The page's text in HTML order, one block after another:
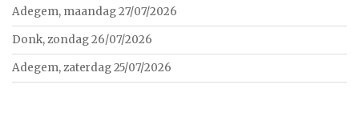
Adegem, maandag 27/07/2026
Donk, zondag 26/07/2026
Adegem, zaterdag 25/07/2026